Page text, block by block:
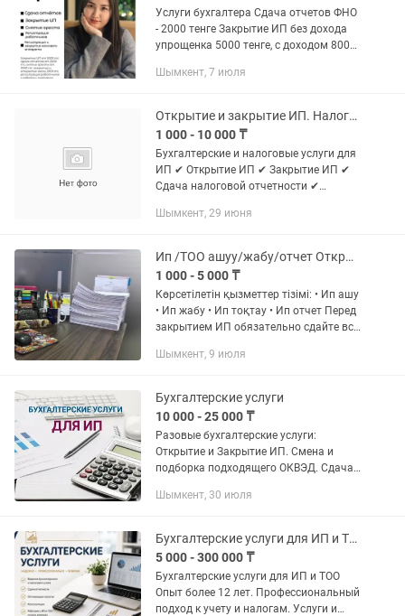
Услуги бухгалтера Сдача отчетов ФНО
- 2000 тенге Закрытие ИП без дохода
упрощенка 5000 тенге, с доходом 8000
доходом 12000 тенге, крестьянское
Шымкент, 7 июля
Открытие и закрытие ИП. Налоговая отчетность
1 000 - 10 000 ₸
Бухгалтерские и налоговые услуги для
ИП ✔ Открытие ИП ✔ Закрытие ИП ✔
Сдача налоговой отчетности ✔
Шымкент, 29 июня
Ип /ТОО ашуу/жабу/отчет Открытие и закрытие ИП /ТОО в Казахстане
1 000 - 5 000 ₸
Көрсетілетін қызметтер тізімі: • Ип ашу
• Ип жабу • Ип тоқтау • Ип отчет Перед
закрытием ИП обязательно сдайте все
задолженности, иначе процесс может...
Шымкент, 9 июля
Бухгалтерские услуги
10 000 - 25 000 ₸
Разовые бухгалтерские услуги:
Открытие и Закрытие ИП. Смена и
подборка подходящего ОКВЭД. Сдача
Первичная документация.
Шымкент, 30 июля
Бухгалтерские услуги для ИП и ТОО
5 000 - 300 000 ₸
Бухгалтерские услуги для ИП и ТОО
Опыт более 12 лет. Профессиональный
подход к учету и налогам. Услуги и